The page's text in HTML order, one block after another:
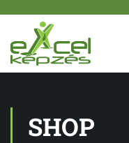
SHOP